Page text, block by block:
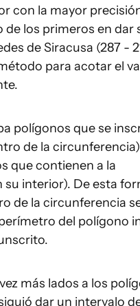
con la mayor
de los primeros en dar
de Siracusa (287 -
para acotar el
polígonos que se
de la
que contienen a la
interior). De esta
de la circunferencia
del polígono
más lados a los
dar un intervalo